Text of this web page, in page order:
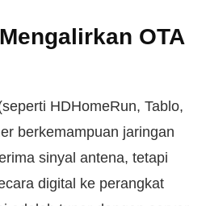
OTA
HDHomeRun, Tablo,
berkemampuan jaringan
sinyal antena, tetapi
digital ke perangkat